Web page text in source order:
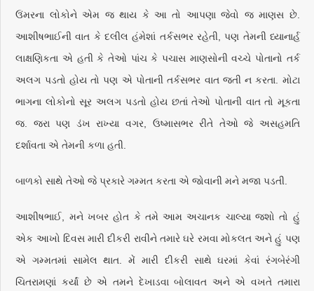
ઉંમરના લોકોને એમ જ થાય કે આ તો આપણા જેવો જ માણસ છે.
આશીષભાઈની વાત કે દલીલ હંમેશાં તર્કસભર રહેતી, પણ તેમની ધ્યાનાર્હ
લાક્ષણિકતા એ હતી કે તેઓ પાંચ કે પચાસ માણસોની વચ્ચે પોતાનો તર્ક
અલગ પડતો હોય તો પણ એ પોતાની તર્કસભર વાત જતી ન કરતા. મોટા
ભાગના લોકોનો સૂર અલગ પડતો હોય છતાં તેઓ પોતાની વાત તો મૂકતા
જ. જરા પણ ડંખ રાખ્યા વગર, ઉષ્માસભર રીતે તેઓ જે અસહમતિ
દર્શાવતા એ તેમની કળા હતી.
બાળકો સાથે તેઓ જે પ્રકારે ગમ્મત કરતા એ જોવાની મને મજા પડતી.
આશીષભાઈ, મને ખબર હોત કે તમે આમ અચાનક ચાલ્યા જશો તો હું
એક આખો દિવસ મારી દીકરી રાવીને તમારે ઘરે રમવા મોકલત અને હું પણ
એ ગમ્મતમાં સામેલ થાત. મેં મારી દીકરી સાથે ઘરમાં કેવાં રંગબેરંગી
ચિતરામણાં કર્યાં છે એ તમને દેખાડવા બોલાવત અને એ વખતે તમારા